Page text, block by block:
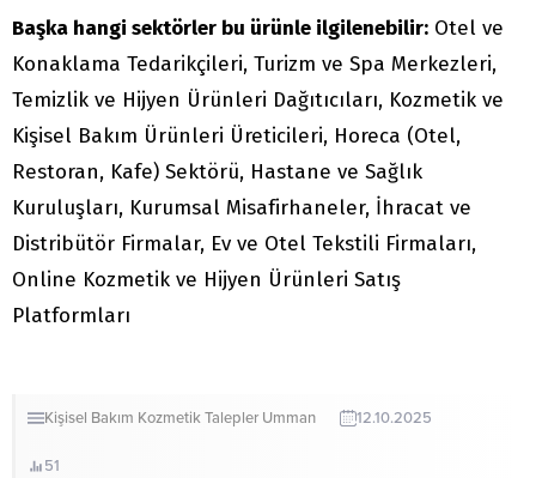
Başka hangi sektörler bu ürünle ilgilenebilir: Otel ve
Konaklama Tedarikçileri, Turizm ve Spa Merkezleri,
Temizlik ve Hijyen Ürünleri Dağıtıcıları, Kozmetik ve
Kişisel Bakım Ürünleri Üreticileri, Horeca (Otel,
Restoran, Kafe) Sektörü, Hastane ve Sağlık
Kuruluşları, Kurumsal Misafirhaneler, İhracat ve
Distribütör Firmalar, Ev ve Otel Tekstili Firmaları,
Online Kozmetik ve Hijyen Ürünleri Satış
Platformları
Kişisel Bakım KozmetikTalepler Umman 12.10.2025
51